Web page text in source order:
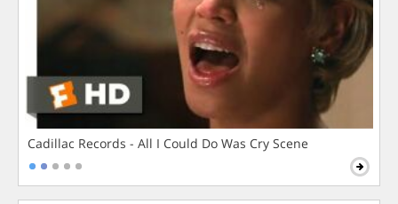
Cadillac Records - All I Could Do Was Cry Scene